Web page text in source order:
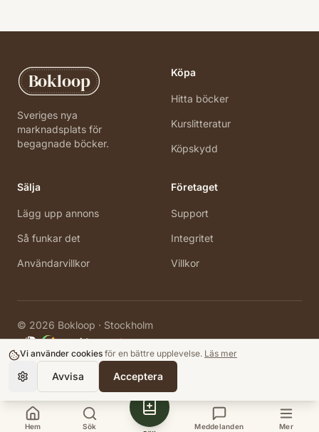
Bokloop
Sveriges nya
marknadsplats för
begagnade böcker.
Köpa
Hitta böcker
Kurslitteratur
Köpskydd
Sälja
Lägg upp annons
Så funkar det
Användarvillkor
Företaget
Support
Integritet
Villkor
© 2026 Bokloop · Stockholm
Hem Sök Meddelanden Mer
Vi använder cookies för en bättre upplevelse. Läs mer
Avvisa Acceptera